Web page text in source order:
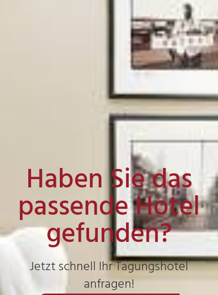
Haben Sie das
passende Hotel
gefunden?
Jetzt schnell Ihr Tagungshotel
anfragen!